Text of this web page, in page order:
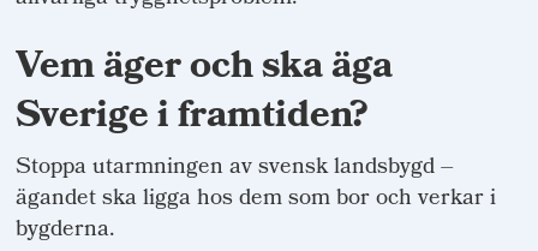
Vem äger och ska äga
Sverige i framtiden?
Stoppa utarmningen av svensk landsbygd –
ägandet ska ligga hos dem som bor och verkar i
bygderna.